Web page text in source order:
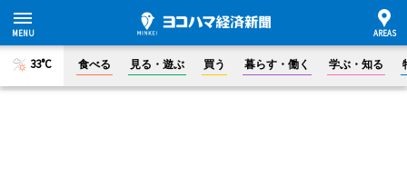
33°C 食べる 見る・遊ぶ 買う 暮らす・働く 学ぶ・知る